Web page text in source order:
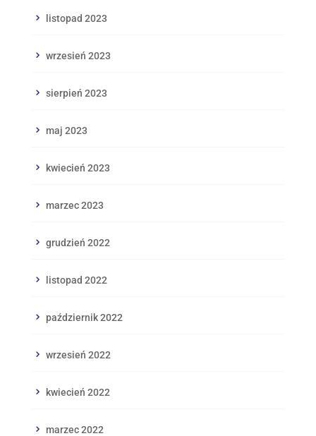
listopad 2023
wrzesień 2023
sierpień 2023
maj 2023
kwiecień 2023
marzec 2023
grudzień 2022
listopad 2022
październik 2022
wrzesień 2022
kwiecień 2022
marzec 2022